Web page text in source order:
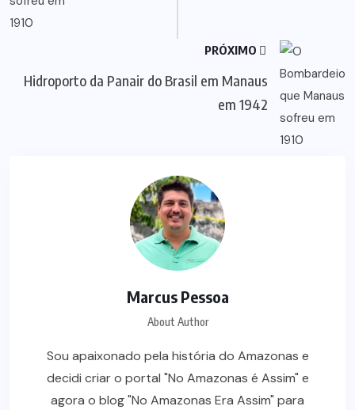
PRÓXIMO
Hidroporto da Panair do Brasil em Manaus
em 1942
Marcus Pessoa
About Author
Sou apaixonado pela história do Amazonas e
decidi criar o portal "No Amazonas é Assim" e
agora o blog "No Amazonas Era Assim" para